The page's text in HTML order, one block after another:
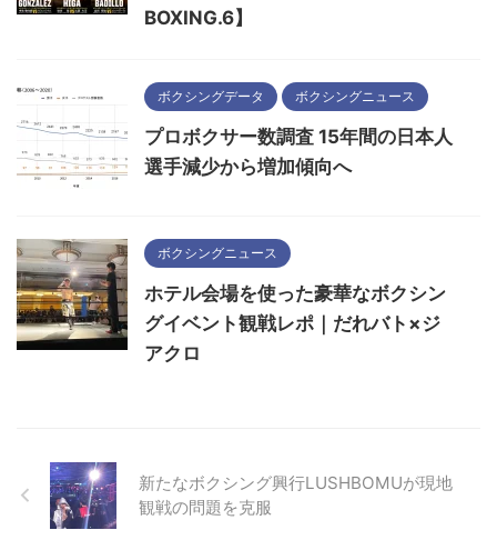
BOXING.6】
ボクシングデータ ボクシングニュース
プロボクサー数調査 15年間の日本人
選手減少から増加傾向へ
ボクシングニュース
ホテル会場を使った豪華なボクシン
グイベント観戦レポ｜だれバト×ジ
アクロ
新たなボクシング興行LUSHBOMUが現地
観戦の問題を克服